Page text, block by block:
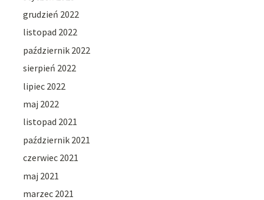
grudzień 2022
listopad 2022
październik 2022
sierpień 2022
lipiec 2022
maj 2022
listopad 2021
październik 2021
czerwiec 2021
maj 2021
marzec 2021